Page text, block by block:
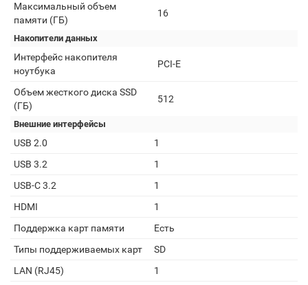
Максимальный объем
памяти (ГБ)
16
Накопители данных
Интерфейс накопителя
ноутбука
PCI-E
Объем жесткого диска SSD
(ГБ)
512
Внешние интерфейсы
USB 2.0
1
USB 3.2
1
USB-C 3.2
1
HDMI
1
Поддержка карт памяти
Есть
Типы поддерживаемых карт
SD
LAN (RJ45)
1